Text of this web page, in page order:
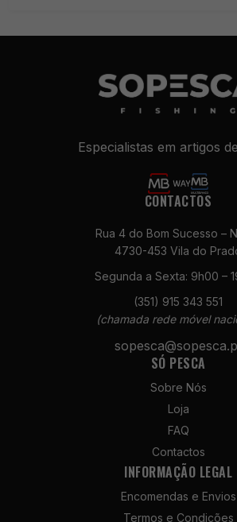
Especialistas em artigos
CONTACTOS
Rua 4 do Bom Sucesso –
4730-453 Vila do
Segunda a Sexta: 9h00 –
(351) 915 343 551
(chamada rede móvel
SÓ PESCA
Sobre Nós
Loja
FAQ
Contactos
INFORMAÇÃO LEGAL
Encomendas e Envios
Termos e Condições
não
para o
do
Para
e a
do
Para